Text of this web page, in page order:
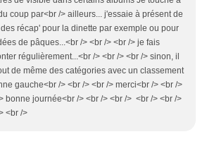
coup par<br /> ailleurs... j'essaie à présent de
récap' pour la dinette par exemple ou pour
de pâques...<br /> <br /> <br /> je fais
régulièrement...<br /> <br /> <br /> sinon, il
de même des catégories avec un classement
gauche<br /> <br /> <br /> merci<br /> <br />
bonne journée<br /> <br /> <br /> <br /> <br />
<br />